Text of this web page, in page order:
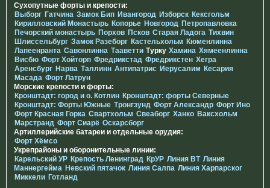
Сухопутные форты и крепости:
Выборг Гатчина Замок Бип Ивангород Изборск Кексгольм
Кирилловский Монастырь Копорье Новгород Петропавловка
Печорcкий монастырь Порхов Псков Старая Ладога Тихвин
Шлиссельбург Замок Разеборг Кастельхольм Кюменлинна
Лапеенранта Савонлинна Тааветти Турку Хамина Хямеенлинна
Висбю Форт Хойторп Фредрикстад Фредрикстен Хегра
Аренсбург Нарва Таллинн Антипатрис Иерусалим Кесария
Масада Форт Латрун
Морские крепости и форты:
Кронштадт: город и о. Котлин Кронштадт: форты Северные
Кронштадт: Форты Южные Тронгзунд Форт Александр Форт Ино
Форт Красная Горка Свартхольм Свеаборг Ханко Ваксхольм
Марстранд Форт Сиарё Оскарсборг
Артиллерийские батареи и отдельные орудия:
Форт Хёмсо
Укрепрайоны и оборонительные линии:
Карельский УР Крепость Ленинград КрУР Линия ВТ Линия
Маннергейма Невский пятачок Линия Салпа Линия Харпарског
Миккели Готланд